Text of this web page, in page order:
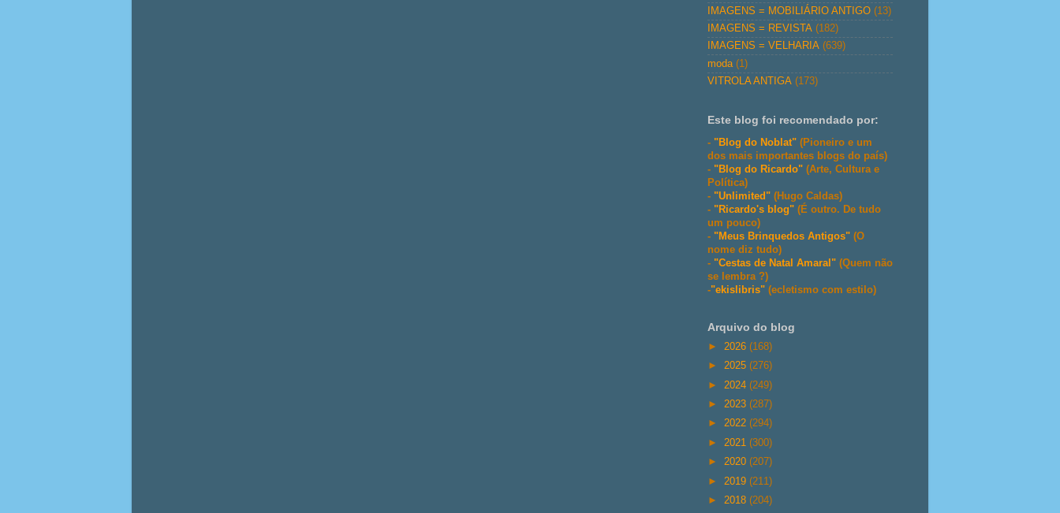
IMAGENS = MOBILIÁRIO ANTIGO (13)
IMAGENS = REVISTA (182)
IMAGENS = VELHARIA (639)
moda (1)
VITROLA ANTIGA (173)
Este blog foi recomendado por:
- "Blog do Noblat" (Pioneiro e um
dos mais importantes blogs do país)
- "Blog do Ricardo" (Arte, Cultura e
Política)
- "Unlimited" (Hugo Caldas)
- "Ricardo's blog" (É outro. De tudo
um pouco)
- "Meus Brinquedos Antigos" (O
nome diz tudo)
- "Cestas de Natal Amaral" (Quem não
se lembra ?)
-"ekislibris" (ecletismo com estilo)
Arquivo do blog
► 2026 (168)
► 2025 (276)
► 2024 (249)
► 2023 (287)
► 2022 (294)
► 2021 (300)
► 2020 (207)
► 2019 (211)
► 2018 (204)